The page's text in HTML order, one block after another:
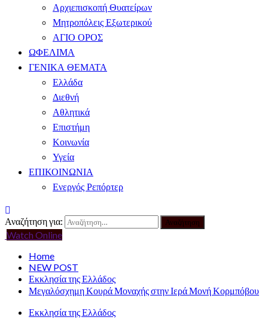
Αρχιεπισκοπή Θυατείρων
Μητροπόλεις Εξωτερικού
ΑΓΙΟ ΟΡΟΣ
ΩΦΕΛΙΜΑ
ΓΕΝΙΚΑ ΘΕΜΑΤΑ
Ελλάδα
Διεθνή
Αθλητικά
Επιστήμη
Κοινωνία
Υγεία
ΕΠΙΚΟΙΝΩΝΙΑ
Ενεργός Ρεπόρτερ
Αναζήτηση για:
Watch Online
Home
NEW POST
Εκκλησία της Ελλάδος
Μεγαλόσχημη Κουρά Μοναχής στην Ιερά Μονή Κορμπόβου
Εκκλησία της Ελλάδος